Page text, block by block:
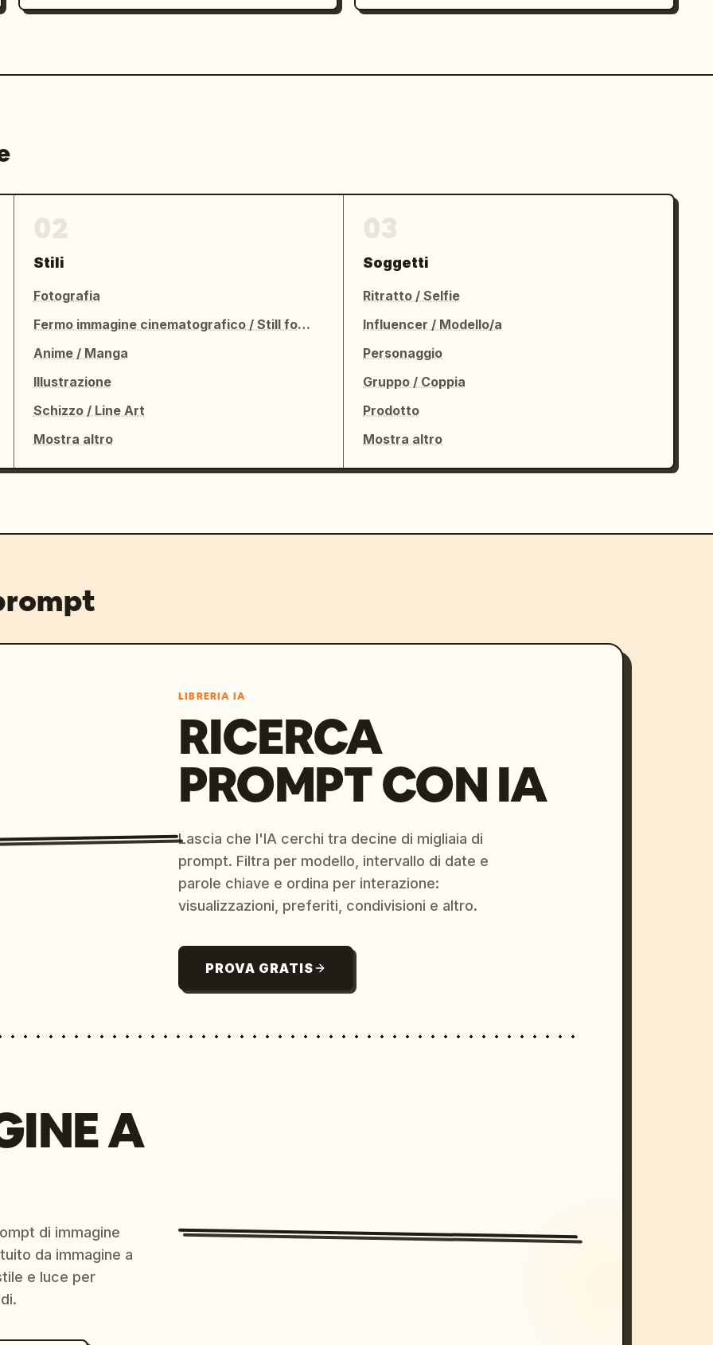
Stili
Fotografia
Fermo immagine cinematografico / Still fotografico
Anime / Manga
Illustrazione
Schizzo / Line Art
Mostra altro
Soggetti
Ritratto / Selfie
Influencer / Modello/a
Personaggio
Gruppo / Coppia
Prodotto
Mostra altro
LIBRERIA IA
RICERCA
PROMPT CON IA
Lascia che l'IA cerchi tra decine di migliaia di
prompt. Filtra per modello, intervallo di date e
parole chiave e ordina per interazione:
visualizzazioni, preferiti, condivisioni e altro.
PROVA GRATIS
A
di immagine
da immagine a
e luce per